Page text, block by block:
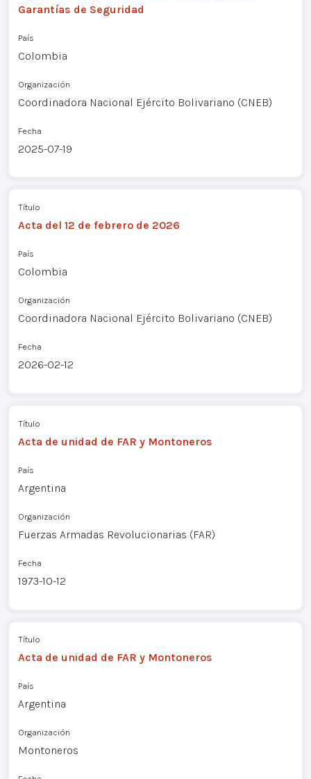
Garantías de Seguridad
País
Colombia
Organización
Coordinadora Nacional Ejército Bolivariano (CNEB)
Fecha
2025-07-19
Título
Acta del 12 de febrero de 2026
País
Colombia
Organización
Coordinadora Nacional Ejército Bolivariano (CNEB)
Fecha
2026-02-12
Título
Acta de unidad de FAR y Montoneros
País
Argentina
Organización
Fuerzas Armadas Revolucionarias (FAR)
Fecha
1973-10-12
Título
Acta de unidad de FAR y Montoneros
País
Argentina
Organización
Montoneros